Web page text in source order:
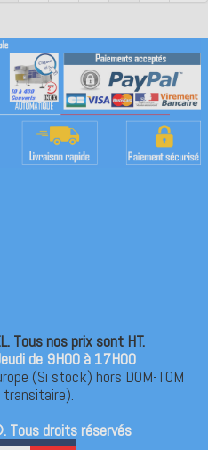
Tous nos prix sont HT.
de 9H00 à 17H00
(Si stock) hors DOM-TOM
transitaire).
Tous droits réservés